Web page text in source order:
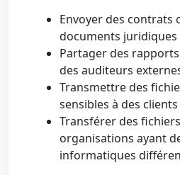
Envoyer des contrats
documents juridiques
Partager des
des auditeurs
Transmettre des
sensibles à des clients
Transférer des
organisations ayant
informatiques